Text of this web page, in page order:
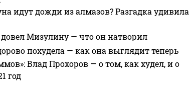
идут дожди из алмазов? Разгадка удивила
довел Мизулину — что он натворил
похудела — как она выглядит теперь
Влад Прохоров — о том, как худел, и о
год